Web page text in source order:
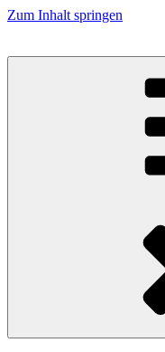
Zum Inhalt springen